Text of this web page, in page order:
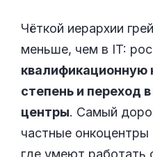
Чёткой иерархии
меньше, чем в IT:
квалификационную
степень и переход
центры. Самый
частные
где умеют работать